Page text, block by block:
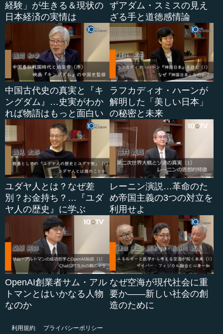
経験」が生きる＆現状の
日本経済の実情は
ずアダム・スミスの見え
ざる手と道徳感情論
中国古代史の真実と『キ
ングダム』…史実がわか
れば物語はもっと面白い
ラフカディオ・ハーンが
解明した「美しい日本」
の秘密と未来
ユダヤ人とは？なぜ差
別？お金持ち？…『ユダ
ヤ人の歴史』に学ぶ
レーニン演説…革命のた
め帝国主義の3つの対立を
利用せよ
OpenAI創業者サム・アル
トマンとはいかなる人物
なのか
なぜ空海が現代社会に重
要か――新しい社会の創
造のために
利用規約
プライバシーポリシー